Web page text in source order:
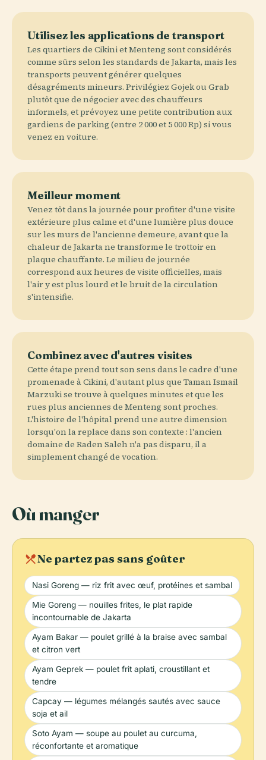
Utilisez les applications de transport
Les quartiers de Cikini et Menteng sont considérés
comme sûrs selon les standards de Jakarta, mais les
transports peuvent générer quelques
désagréments mineurs. Privilégiez Gojek ou Grab
plutôt que de négocier avec des chauffeurs
informels, et prévoyez une petite contribution aux
gardiens de parking (entre 2 000 et 5 000 Rp) si vous
venez en voiture.
Meilleur moment
Venez tôt dans la journée pour profiter d'une visite
extérieure plus calme et d'une lumière plus douce
sur les murs de l'ancienne demeure, avant que la
chaleur de Jakarta ne transforme le trottoir en
plaque chauffante. Le milieu de journée
correspond aux heures de visite officielles, mais
l'air y est plus lourd et le bruit de la circulation
s'intensifie.
Combinez avec d'autres visites
Cette étape prend tout son sens dans le cadre d'une
promenade à Cikini, d'autant plus que Taman Ismail
Marzuki se trouve à quelques minutes et que les
rues plus anciennes de Menteng sont proches.
L'histoire de l'hôpital prend une autre dimension
lorsqu'on la replace dans son contexte : l'ancien
domaine de Raden Saleh n'a pas disparu, il a
simplement changé de vocation.
Où manger
local_diningNe partez pas sans goûter
Nasi Goreng — riz frit avec œuf, protéines et sambal
Mie Goreng — nouilles frites, le plat rapide
incontournable de Jakarta
Ayam Bakar — poulet grillé à la braise avec sambal
et citron vert
Ayam Geprek — poulet frit aplati, croustillant et
tendre
Capcay — légumes mélangés sautés avec sauce
soja et ail
Soto Ayam — soupe au poulet au curcuma,
réconfortante et aromatique